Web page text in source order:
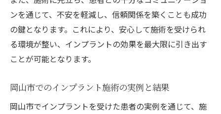
ンを通じて、不安を軽減し、信頼関係を築くことも成功
の鍵となります。これにより、安心して施術を受けられ
る環境が整い、インプラントの効果を最大限に引き出す
ことが可能となります。
岡山市でのインプラント施術の実例と結果
岡山市でインプラントを受けた患者の実例を通じて、施